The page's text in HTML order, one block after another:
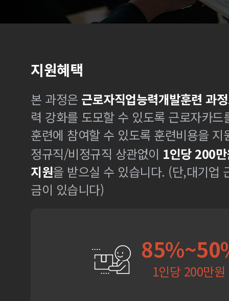
지원혜택
본 과정은 근로자직업능력개발훈련 과정
력 강화를 도모할 수 있도록 근로자카
훈련에 참여할 수 있도록 훈련비용을 지
정규직/비정규직 상관없이 1인당 200
지원을 받으실 수 있습니다. (단,대기업
금이 있습니다)
1인당 200만원